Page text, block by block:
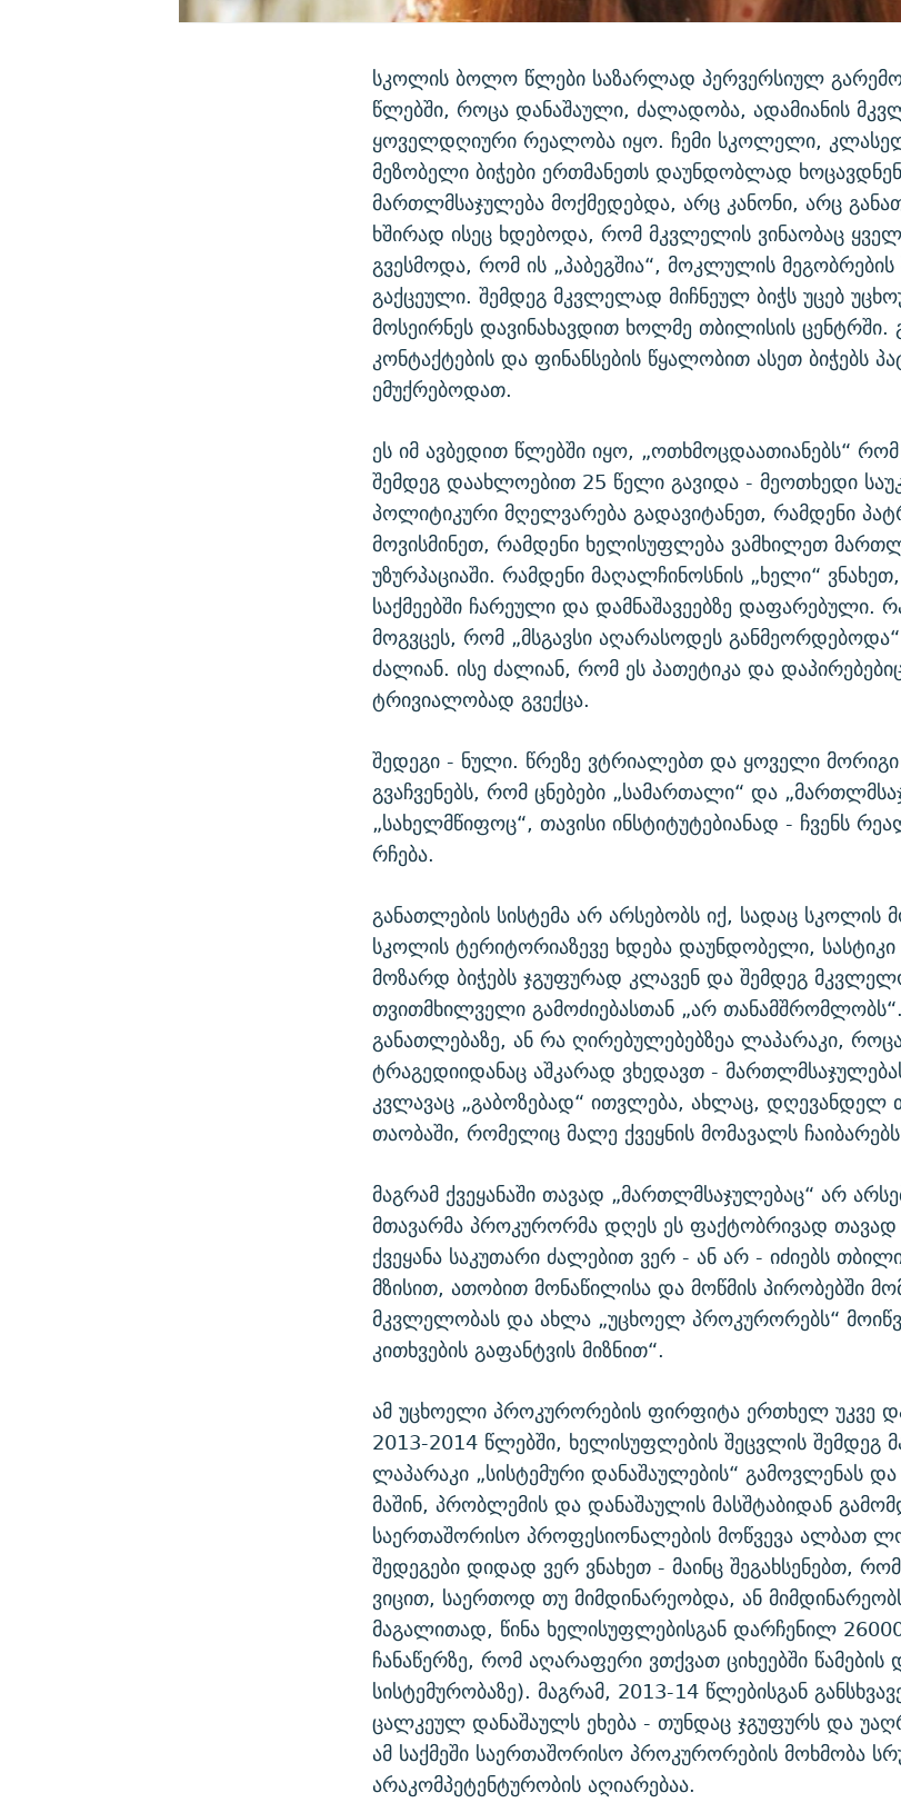
სკოლის ბოლო წლები საზარლად პერვერსიულ
წლებში, როცა დანაშაული, ძალადობა, ადამიანის
ყოველდღიური რეალობა იყო. ჩემი სკოლელი,
მეზობელი ბიჭები ერთმანეთს დაუნდობლად ხოცავდნენ
მართლმსაჯულება მოქმედებდა, არც კანონი, არც
ხშირად ისეც ხდებოდა, რომ მკვლელის ვინაობაც
გვესმოდა, რომ ის „პაბეგშია“, მოკლულის მეგობრების
გაქცეული. შემდეგ მკვლელად მიჩნეულ ბიჭს უცებ
მოსეირნეს დავინახავდით ხოლმე თბილისის ცენტრში.
კონტაქტების და ფინანსების წყალობით ასეთ ბიჭებს
ემუქრებოდათ.
ეს იმ ავბედით წლებში იყო, „ოთხმოცდაათიანებს“
შემდეგ დაახლოებით 25 წელი გავიდა - მეოთხედი
პოლიტიკური მღელვარება გადავიტანეთ, რამდენი
მოვისმინეთ, რამდენი ხელისუფლება ვამხილეთ
უზურპაციაში. რამდენი მაღალჩინოსნის „ხელი“
საქმეებში ჩარეული და დამნაშავეებზე დაფარებული.
მოგვცეს, რომ „მსგავსი აღარასოდეს
ძალიან. ისე ძალიან, რომ ეს პათეტიკა და
ტრივიალობად გვექცა.
შედეგი - ნული. წრეზე ვტრიალებთ და ყოველი მორიგი
გვაჩვენებს, რომ ცნებები „სამართალი“ და
„სახელმწიფოც“, თავისი ინსტიტუტებიანად - ჩვენს
რჩება.
განათლების სისტემა არ არსებობს იქ, სადაც სკოლის
სკოლის ტერიტორიაზევე ხდება დაუნდობელი, სასტიკი
მოზარდ ბიჭებს ჯგუფურად კლავენ და შემდეგ
თვითმხილველი გამოძიებასთან „არ
განათლებაზე, ან რა ღირებულებებზეა ლაპარაკი,
ტრაგედიიდანაც აშკარად ვხედავთ -
კვლავაც „გაბოზებად“ ითვლება, ახლაც, დღევანდელ
თაობაში, რომელიც მალე ქვეყნის მომავალს
მაგრამ ქვეყანაში თავად „მართლმსაჯულებაც“ არ
მთავარმა პროკურორმა დღეს ეს ფაქტობრივად
ქვეყანა საკუთარი ძალებით ვერ - ან არ - იძიებს
მზისით, ათობით მონაწილისა და მოწმის პირობებში
მკვლელობას და ახლა „უცხოელ პროკურორებს“
კითხვების გაფანტვის მიზნით“.
ამ უცხოელი პროკურორების ფირფიტა ერთხელ უკვე
2013-2014 წლებში, ხელისუფლების შეცვლის შემდეგ
ლაპარაკი „სისტემური დანაშაულების“ გამოვლენას
მაშინ, პრობლემის და დანაშაულის მასშტაბიდან
საერთაშორისო პროფესიონალების მოწვევა ალბათ
შედეგები დიდად ვერ ვნახეთ - მაინც შეგახსენებთ,
ვიცით, საერთოდ თუ მიმდინარეობდა, ან
მაგალითად, წინა ხელისუფლებისგან დარჩენილ
ჩანაწერზე, რომ აღარაფერი ვთქვათ ციხეებში წამების
სისტემურობაზე). მაგრამ, 2013-14 წლებისგან
ცალკეულ დანაშაულს ეხება - თუნდაც ჯგუფურს და
ამ საქმეში საერთაშორისო პროკურორების მოხმობა
არაკომპეტენტურობის აღიარებაა.